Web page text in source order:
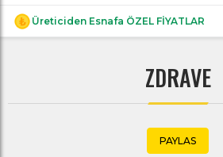
Üreticiden Esnafa ÖZEL FİYATLAR
ZDRAVE
PAYLAS